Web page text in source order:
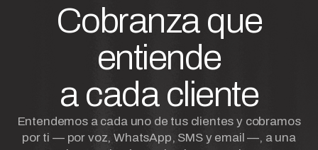
Cobranza que
entiende
a cada cliente
Entendemos a cada uno de tus clientes y cobramos
por ti — por voz, WhatsApp, SMS y email —, a una